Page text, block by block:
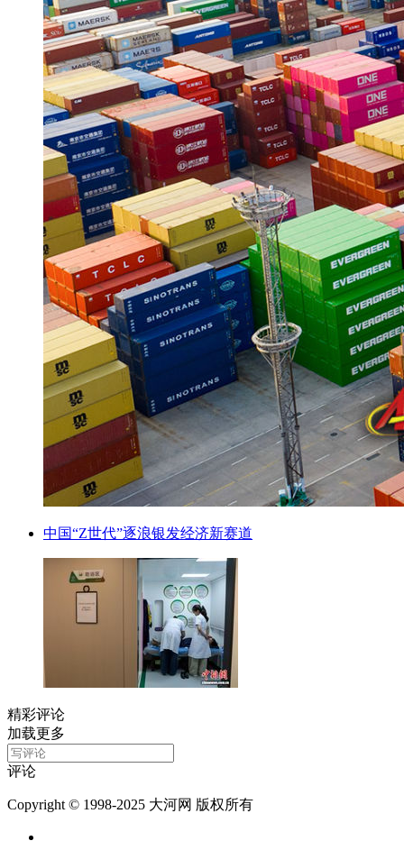
中国“Z世代”逐浪银发经济新赛道
精彩评论
加载更多
评论
Copyright © 1998-2025 大河网 版权所有